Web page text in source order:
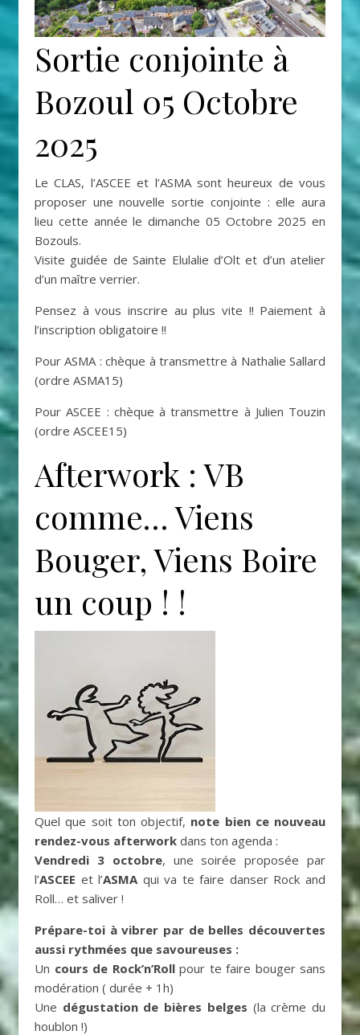
Sortie conjointe à
Bozoul 05 Octobre
2025
Le CLAS, l’ASCEE et l’ASMA sont heureux de vous
proposer une nouvelle sortie conjointe : elle aura
lieu cette année le dimanche 05 Octobre 2025 en
Bozouls.
Visite guidée de Sainte Elulalie d’Olt et d’un atelier
d’un maître verrier.
Pensez à vous inscrire au plus vite !! Paiement à
l’inscription obligatoire !!
Pour ASMA : chèque à transmettre à Nathalie Sallard
(ordre ASMA15)
Pour ASCEE : chèque à transmettre à Julien Touzin
(ordre ASCEE15)
Afterwork : VB
comme… Viens
Bouger, Viens Boire
un coup ! !
Quel que soit ton objectif, note bien ce nouveau
rendez-vous afterwork dans ton agenda :
Vendredi 3 octobre, une soirée proposée par
l’ASCEE et l’ASMAqui va te faire danser Rock and
Roll… et saliver !
Prépare-toi à vibrer par de belles découvertes
aussi rythmées que savoureuses :
Un cours de Rock’n’Rollpour te faire bouger sans
modération ( durée + 1h)
Une dégustation de bières belges (la crème du
houblon !)